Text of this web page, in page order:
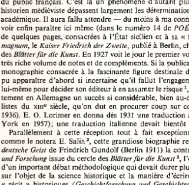
du  public français.  C’est  là  un  phénomène  d’autant
historien médiéviste dépassent largement les
académique. Il aura fallu attendre — du moins à ma
voir enfin paraître ici  même (dans  le numéro  14  de
de  quelques  pages, consacrées  à  l’État  sicilien et  à
magnum, le Kaiser Friedrich der Zweite, publié à Berlin,
des Blatter für die Kunst. En 1927 voit le jour le premier
très riche volume de notes et de compléments. Si la
monographie consacrée à la  fascinante figure
pu  apparaître  d’abord  si  incertaine qu’il  fallut
lui-même pour décider son éditeur à en assumer le
tement en Allemagne un succès si considérable, bien
listes  du
XIIIe  siècle,  qu’on  dut  en  procurer  coup
1936).  E.  O.  Lorimer en donna dès  1931  une
York  en  1957);  une  traduction  italienne  devait
Parallèlement  à  cette  réception  tout  à  fait
comme le notera E.  Salin2, cette grandiose biographie
deutsche  Geist de Friedrich Gundolf (Berlin  1911) la
und Forschung issue du cercle des Blatter für die Kunst3,
d’un important débat méthodologique qui devait durer
sur  l’objet  de  la  science historique et  la  manière